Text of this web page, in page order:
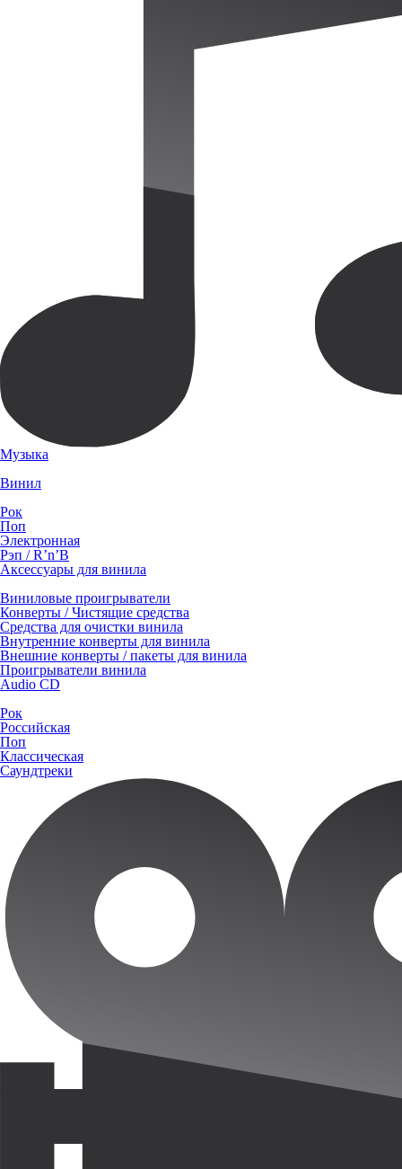
Музыка
Винил
Рок
Поп
Электронная
Рэп / R’n’B
Аксессуары для винила
Виниловые проигрыватели
Конверты / Чистящие средства
Средства для очистки винила
Внутренние конверты для винила
Внешние конверты / пакеты для винила
Проигрыватели винила
Audio CD
Рок
Российская
Поп
Классическая
Саундтреки